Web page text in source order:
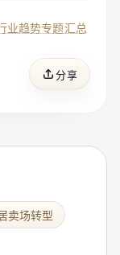
业趋势专题汇总
分享
卖场转型